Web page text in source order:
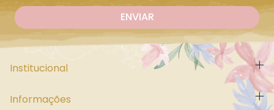
Institucional
Informações